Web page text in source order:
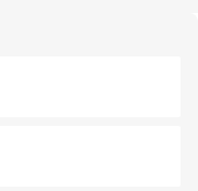
しめる外せないスポット